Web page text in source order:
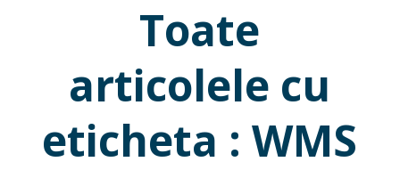
Toate
articolele cu
eticheta : WMS